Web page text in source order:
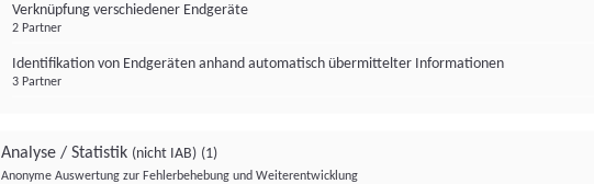
Verknüpfung verschiedener Endgeräte
2 Partner
Identifikation von Endgeräten anhand automatisch übermittelter Informationen
3 Partner
Analyse / Statistik (nicht IAB) (1)
Anonyme Auswertung zur Fehlerbehebung und Weiterentwicklung